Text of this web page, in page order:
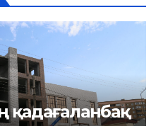
қадағаланбақ